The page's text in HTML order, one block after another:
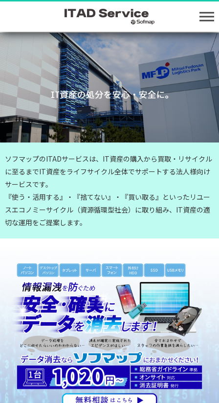
ソフマップのITADサービスは、IT資産の購入から買取・リサイクル
に至るまでIT資産をライフサイクル全体でサポートする法人様向け
サービスです。
『使う・活用する』・『捨てない』・『買い取る』といった リユー
スエコノミーサイクル（資源循環型社会）に取り組み、IT資産の適
切な運用をご提案します。